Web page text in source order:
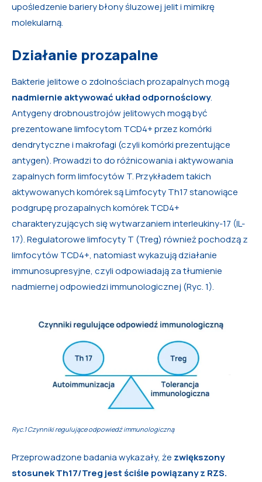
upośledzenie bariery błony śluzowej jelit i mimikrę
molekularną.
Działanie prozapalne
Bakterie jelitowe o zdolnościach prozapalnych mogą
nadmiernie aktywować układ odpornościowy.
Antygeny drobnoustrojów jelitowych mogą być
prezentowane limfocytom TCD4+ przez komórki
dendrytyczne i makrofagi (czyli komórki prezentujące
antygen). Prowadzi to do różnicowania i aktywowania
zapalnych form limfocytów T. Przykładem takich
aktywowanych komórek są Limfocyty Th17 stanowiące
podgrupę prozapalnych komórek TCD4+
charakteryzujących się wytwarzaniem interleukiny-17 (IL-
17). Regulatorowe limfocyty T (Treg) również pochodzą z
limfocytów TCD4+, natomiast wykazują działanie
immunosupresyjne, czyli odpowiadają za tłumienie
nadmiernej odpowiedzi immunologicznej (Ryc. 1).
Ryc.1 Czynniki regulujące odpowiedź immunologiczną
Przeprowadzone badania wykazały, że zwiększony
stosunek Th17/Treg jest ściśle powiązany z RZS.